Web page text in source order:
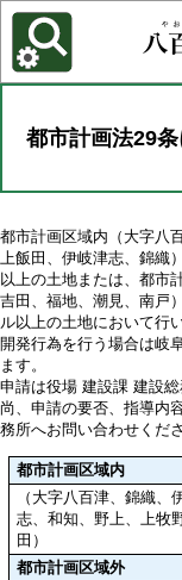
各種機能
背景色を変更する
都市計画法29
都市計画区域内（大字八
上飯田、伊岐津志、錦織
以上の土地または、都市
吉田、福地、潮見、南戸
ル以上の土地において行
開発行為を行う場合は岐
ます。
申請は役場 建設課 建設
尚、申請の要否、指導内
務所へお問い合わせくださ
都市計画区域内
（大字八百津、錦織、
志、和知、野上、上牧
田）
都市計画区域外